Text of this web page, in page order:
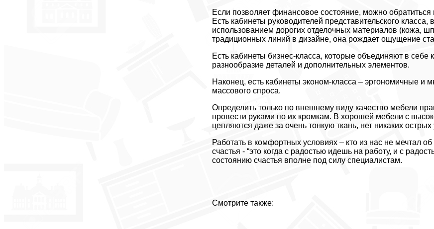
Если позволяет финансовое состояние, можно
Есть кабинеты руководителей представительского
использованием дорогих отделочных материалов (кожа,
традиционных линий в дизайне, она рождает ощущение
Есть кабинеты бизнес-класса, которые объединяют в себе
разнообразие деталей и дополнительных элементов.
Наконец, есть кабинеты эконом-класса – эргономичные и
массового спроса.
Определить только по внешнему виду качество мебели
провести руками по их кромкам. В хорошей мебели с
цепляются даже за очень тонкую ткань, нет никаких
Работать в комфортных условиях – кто из нас не мечтал
счастья - “это когда с радостью идешь на работу, и с
состоянию счастья вполне под силу специалистам.
Смотрите также: